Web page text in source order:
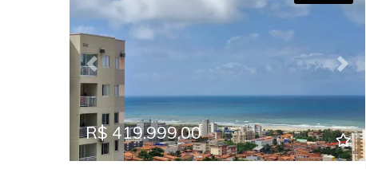
Previous Next
R$ 419.999,00